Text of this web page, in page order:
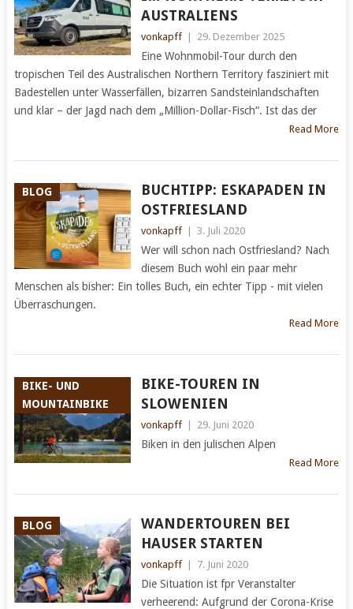
AUSTRALIENS
vonkapff 29. Dezember 2025
Eine Wohnmobil-Tour durch den
tropischen Teil des Australischen Northern Territory fasziniert mit
Badestellen unter Wasserfällen, bizarren Sandsteinlandschaften
und klar – der Jagd nach dem „Million-Dollar-Fisch“. Ist das der
Read More
BLOG
BUCHTIPP: ESKAPADEN IN
OSTFRIESLAND
vonkapff 3. Juli 2020
Wer will schon nach Ostfriesland? Nach
diesem Buch wohl ein paar mehr
Menschen als bisher: Ein tolles Buch, ein echter Tipp - mit vielen
Überraschungen.
Read More
BIKE- UND
MOUNTAINBIKE
BIKE-TOUREN IN
SLOWENIEN
vonkapff 29. Juni 2020
Biken in den julischen Alpen
Read More
BLOG
WANDERTOUREN BEI
HAUSER STARTEN
vonkapff 7. Juni 2020
Die Situation ist fpr Veranstalter
verheerend: Aufgrund der Corona-Krise